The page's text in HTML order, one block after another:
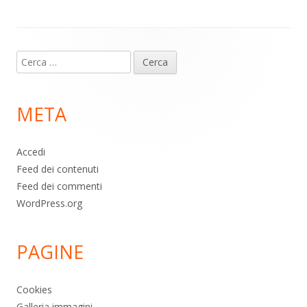
piè
pagina
Ricerca
per:
META
Accedi
Feed dei contenuti
Feed dei commenti
WordPress.org
PAGINE
Cookies